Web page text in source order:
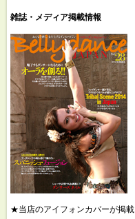
雑誌・メディア掲載情報
★当店のアイフォンカバーが掲載